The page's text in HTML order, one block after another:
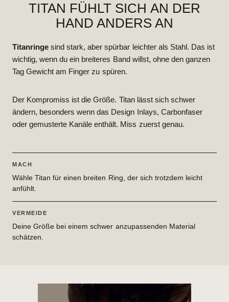
TITAN FÜHLT SICH AN DER
HAND ANDERS AN
Titanringe sind stark, aber spürbar leichter als Stahl. Das ist
wichtig, wenn du ein breiteres Band willst, ohne den ganzen
Tag Gewicht am Finger zu spüren.
Der Kompromiss ist die Größe. Titan lässt sich schwer
ändern, besonders wenn das Design Inlays, Carbonfaser
oder gemusterte Kanäle enthält. Miss zuerst genau.
MACH
Wähle Titan für einen breiten Ring, der sich trotzdem leicht
anfühlt.
VERMEIDE
Deine Größe bei einem schwer anzupassenden Material
schätzen.